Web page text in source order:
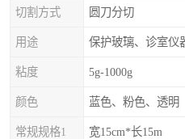
切割方式 圆刀分切
用途 保护玻璃、诊室仪
粘度 5g-1000g
颜色 蓝色、粉色、透明
常规规格1 宽15cm*长15m